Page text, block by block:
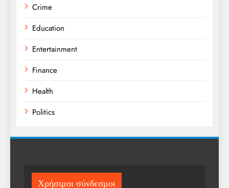
Crime
Education
Entertainment
Finance
Health
Politics
Sport
Χρήσιμοι σύνδεσμοι